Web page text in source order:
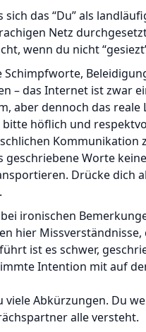
sich das “Du” als
Netz
wenn du nicht
Schimpfworte,
– das Internet ist zwar
aber dennoch das reale
bitte höflich und
Kommunikation
geschriebene Worte
Drücke dich
ironischen
hier Missverständnisse,
ist es schwer,
Intention mit auf
viele Abkürzungen. Du
alle versteht.